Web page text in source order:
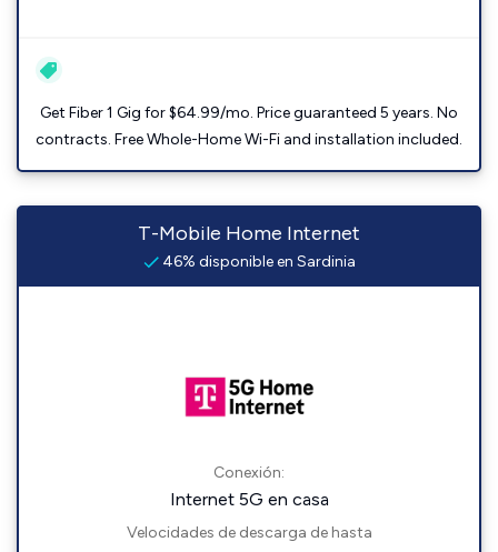
Get Fiber 1 Gig for $64.99/mo. Price guaranteed 5 years. No
contracts. Free Whole-Home Wi-Fi and installation included.
T-Mobile Home Internet
46% disponible en Sardinia
Conexión:
Internet 5G en casa
Velocidades de descarga de hasta